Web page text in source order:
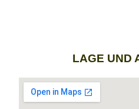
LAGE UND